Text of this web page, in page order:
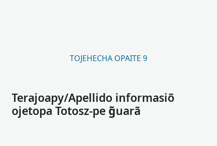
TOJEHECHA OPAITE 9
Terajoapy/Apellido informasiõ
ojetopa Totosz-pe g̃uarã